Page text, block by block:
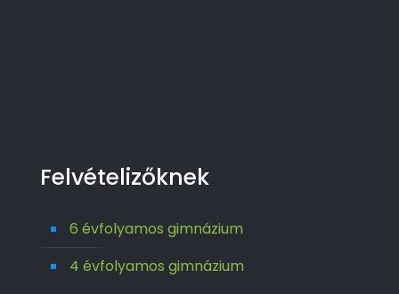
Felvételizőknek
6 évfolyamos gimnázium
4 évfolyamos gimnázium